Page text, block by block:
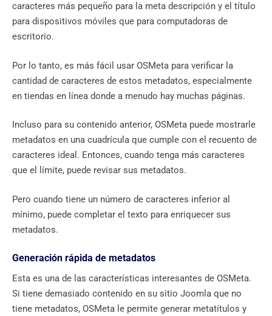
caracteres más pequeño para la meta descripción y el título
para dispositivos móviles que para computadoras de
escritorio.
Por lo tanto, es más fácil usar OSMeta para verificar la
cantidad de caracteres de estos metadatos, especialmente
en tiendas en línea donde a menudo hay muchas páginas.
Incluso para su contenido anterior, OSMeta puede mostrarle
metadatos en una cuadrícula que cumple con el recuento de
caracteres ideal. Entonces, cuando tenga más caracteres
que el límite, puede revisar sus metadatos.
Pero cuando tiene un número de caracteres inferior al
mínimo, puede completar el texto para enriquecer sus
metadatos.
Generación rápida de metadatos
Esta es una de las características interesantes de OSMeta.
Si tiene demasiado contenido en su sitio Joomla que no
tiene metadatos, OSMeta le permite generar metatítulos y